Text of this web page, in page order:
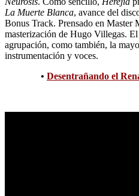
La Muerte Blanca, avance del
Bonus Track. Prensado en Master
masterización de Hugo Villegas.
agrupación, como también, la
instrumentación y voces.
• Desentrañando el